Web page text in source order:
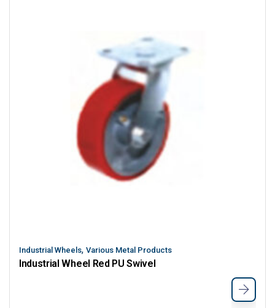
Industrial Wheels, Various Metal Products
Industrial Wheel Red PU Swivel